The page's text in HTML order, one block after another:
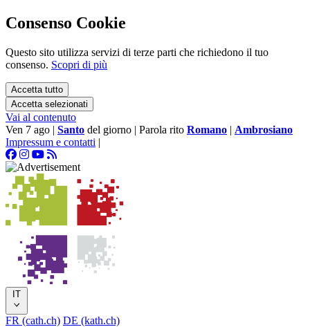
Consenso Cookie
Questo sito utilizza servizi di terze parti che richiedono il tuo
consenso. Scopri di più
Accetta tutto
Accetta selezionati
Vai al contenuto
Ven 7 ago | Santo del giorno | Parola rito Romano | Ambrosiano
Impressum e contatti |
IT
FR (cath.ch) DE (kath.ch)